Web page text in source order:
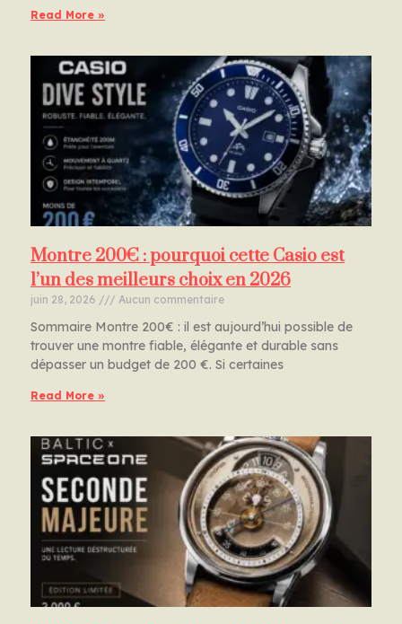
Read More »
Montre 200€ : pourquoi cette Casio est
l’un des meilleurs choix en 2026
juin 28, 2026 Aucun commentaire
Sommaire Montre 200€ : il est aujourd’hui possible de
trouver une montre fiable, élégante et durable sans
dépasser un budget de 200 €. Si certaines
Read More »